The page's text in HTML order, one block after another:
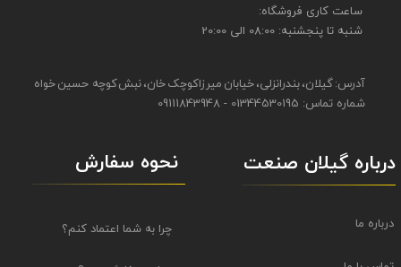
​​ساعت کاری فروشگاه:
شنبه تا پنجشنبه: 08:00 الی 20:00
آدرس: گیلان، بندرانزلی، خیابان میرزاکوچک خان، نبش کوچه حسین خواه
شماره تماس: 01344530195 - 09111843948
نحوه سفارش
چرا به شما اعتماد کنم؟
درباره گیلان صنعت
درباره ما